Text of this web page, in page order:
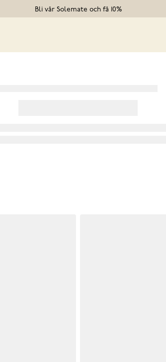
Bli vår Solemate och få 10%